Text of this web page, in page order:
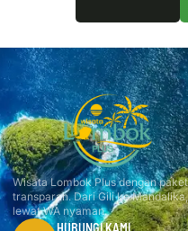
Wisata Lombok Plus dengan
transparan. Dari Gili ke
lewat WA nyaman.
HUBUNGI KAMI